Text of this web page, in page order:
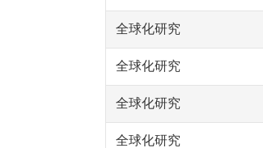
全球化研究
全球化研究
全球化研究
全球化研究